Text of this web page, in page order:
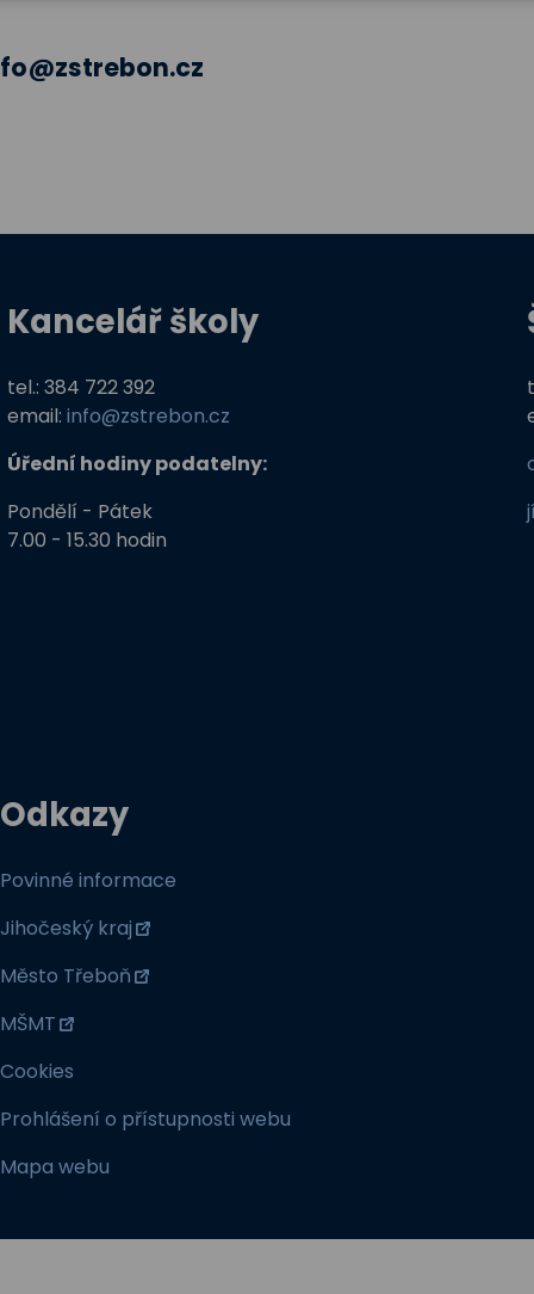
Kancelář školy
tel.: 384 722 392
email: info@zstrebon.cz
Úřední hodiny podatelny:
Pondělí - Pátek
7.00 - 15.30 hodin
Odkazy
Povinné informace
Jihočeský kraj
Město Třeboň
MŠMT
Cookies
Prohlášení o přístupnosti webu
Mapa webu